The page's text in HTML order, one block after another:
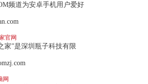
频道为安卓手机用户爱好
官网
家”是深圳瓶子科技有限
网